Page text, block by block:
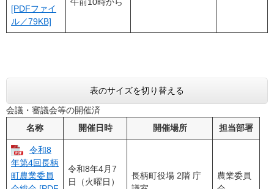
[PDFファイ
ル／79KB]
表のサイズを切り替える
会議・審議会等の開催済
名称
開催日時 開催場所 担当部署
令和8
年第4回長柄
町農業委員
令和8年4月7
日（火曜日）
長柄町役場 2階 庁
農業委員